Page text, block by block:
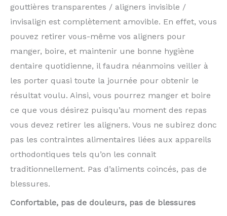
gouttières transparentes / aligners invisible /
invisalign est complètement amovible. En effet, vous
pouvez retirer vous-même vos aligners pour
manger, boire, et maintenir une bonne hygiène
dentaire quotidienne, il faudra néanmoins veiller à
les porter quasi toute la journée pour obtenir le
résultat voulu. Ainsi, vous pourrez manger et boire
ce que vous désirez puisqu’au moment des repas
vous devez retirer les aligners. Vous ne subirez donc
pas les contraintes alimentaires liées aux appareils
orthodontiques tels qu’on les connait
traditionnellement. Pas d’aliments coincés, pas de
blessures.
Confortable, pas de douleurs, pas de blessures